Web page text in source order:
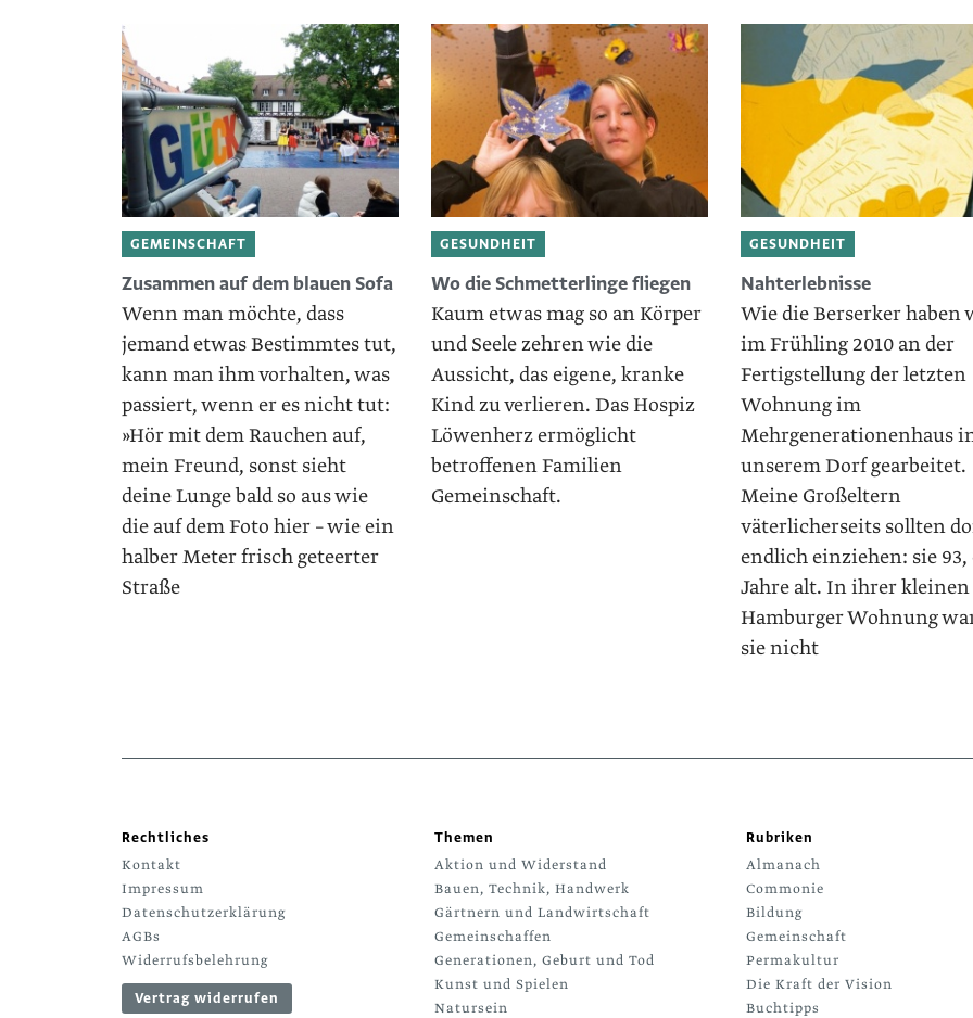
GEMEINSCHAFT
Zusammen auf dem blauen Sofa
Wenn man möchte, dass
jemand etwas Bestimmtes tut,
kann man ihm vorhalten, was
passiert, wenn er es nicht tut:
»Hör mit dem Rauchen auf,
mein Freund, sonst sieht
deine Lunge bald so aus wie
die auf dem Foto hier – wie ein
halber Meter frisch geteerter
Straße
GESUNDHEIT
Wo die Schmetterlinge fliegen
Kaum etwas mag so an Körper
und Seele zehren wie die
Aussicht, das eigene, kranke
Kind zu verlieren. Das Hospiz
Löwenherz ermöglicht
betroffenen Familien
Gemeinschaft.
GESUNDHEIT
Nahterlebnisse
Wie die Berserker haben
im Frühling 2010 an der
Fertigstellung der letzten
Wohnung im
Mehrgenerationenhaus
unserem Dorf gearbeitet.
Meine Großeltern
väterlicherseits sollten
endlich einziehen: sie 93,
Jahre alt. In ihrer kleinen
Hamburger Wohnung
sie nicht
Rechtliches
Kontakt
Impressum
Datenschutzerklärung
AGBs
Widerrufsbelehrung
Vertrag widerrufen
Themen
Aktion und Widerstand
Bauen, Technik, Handwerk
Gärtnern und Landwirtschaft
Gemeinschaffen
Generationen, Geburt und Tod
Kunst und Spielen
Natursein
Rubriken
Almanach
Commonie
Bildung
Gemeinschaft
Permakultur
Die Kraft der Vision
Buchtipps